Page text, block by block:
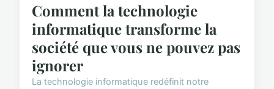
Comment la technologie
informatique transforme la
société que vous ne pouvez pas
ignorer
La technologie informatique redéfinit notre